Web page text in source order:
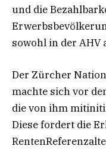
und die
sowohl in der AHV
Der Zürcher
machte sich vor
die von ihm
Diese fordert die